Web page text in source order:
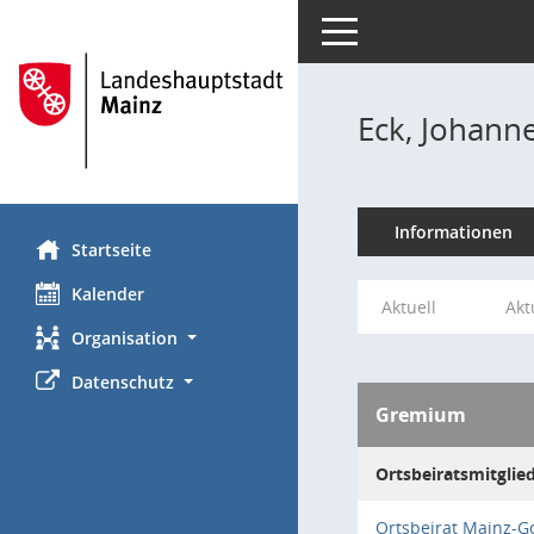
Startseite
Kalender
Organisation
Datenschutz
Toggle navigation
Eck,
Informationen
Aktuell
Gremium
Ortsbeirat Mainz-